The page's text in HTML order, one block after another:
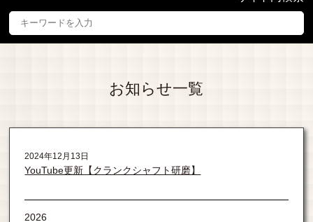
お知らせ一覧
2024年12月13日
YouTube更新【クランクシャフト研磨】
2026